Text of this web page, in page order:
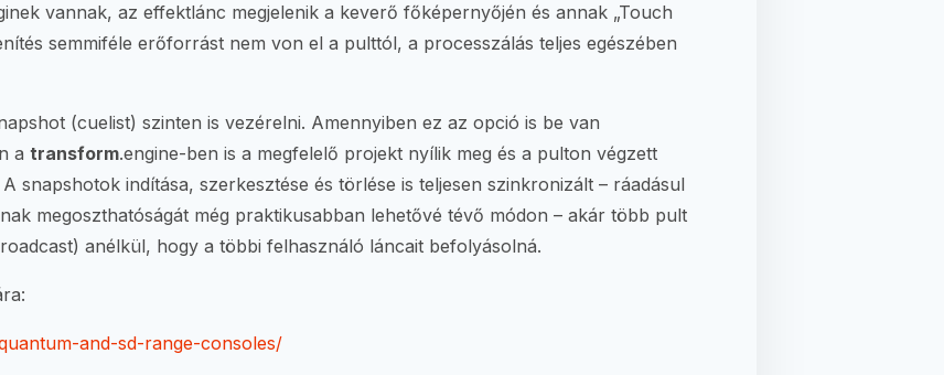
vannak, az effektlánc megjelenik a keverő főképernyőjén és annak „Touch
semmiféle erőforrást nem von el a pulttól, a processzálás teljes egészében
(cuelist) szinten is vezérelni. Amennyiben ez az opció is be van
a transform.engine-ben is a megfelelő projekt nyílik meg és a pulton végzett
snapshotok indítása, szerkesztése és törlése is teljesen szinkronizált – ráadásul
megoszthatóságát még praktikusabban lehetővé tévő módon – akár több pult
anélkül, hogy a többi felhasználó láncait befolyásolná.
and-sd-range-consoles/